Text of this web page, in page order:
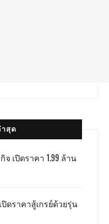
าสุด
จ เปิดราคา 1.99 ล้าน
เปิดราคาสู้เกรย์ด้วยรุ่น